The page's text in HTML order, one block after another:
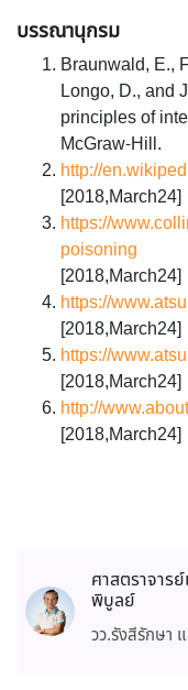
บรรณานุกรม
Braunwald, E.,
Longo, D., and
principles of
McGraw-Hill.
http://
[2018,March24]
https://
poisoning
[2018,March24]
https://
[2018,March24]
https://
[2018,March24]
http://
[2018,March24]
ศาสตราจา
พิบูลย์
วว.รังสีรักษา